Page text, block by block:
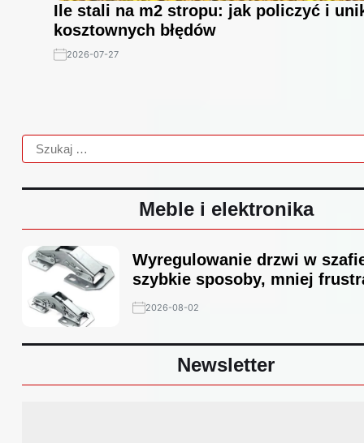
Ile stali na m2 stropu: jak policzyć i
kosztownych błędów
2026-07-27
Meble i elektronika
Wyregulowanie drzwi w
szybkie sposoby, mniej
2026-08-02
Newsletter